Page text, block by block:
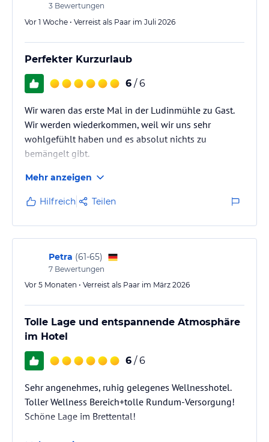
3 Bewertungen
Vor 1 Woche • Verreist als Paar im Juli 2026
Perfekter Kurzurlaub
6 / 6
Wir waren das erste Mal in der Ludinmühle zu Gast.
Wir werden wiederkommen, weil wir uns sehr
wohlgefühlt haben und es absolut nichts zu
bemängelt gibt.
Mehr anzeigen
Hilfreich Teilen
Petra (61-65)
7 Bewertungen
Vor 5 Monaten • Verreist als Paar im März 2026
Tolle Lage und entspannende Atmosphäre
im Hotel
6 / 6
Sehr angenehmes, ruhig gelegenes Wellnesshotel.
Toller Wellness Bereich+tolle Rundum-Versorgung!
Schöne Lage im Brettental!